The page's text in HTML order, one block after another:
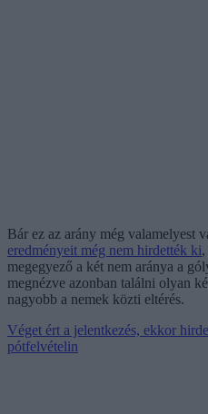
Bár ez az arány még valamelyest
eredményeit még nem hirdették ki
megegyező a két nem aránya a
megnézve azonban találni olyan
nagyobb a nemek közti eltérés.
Véget ért a jelentkezés, ekkor
pótfelvételin